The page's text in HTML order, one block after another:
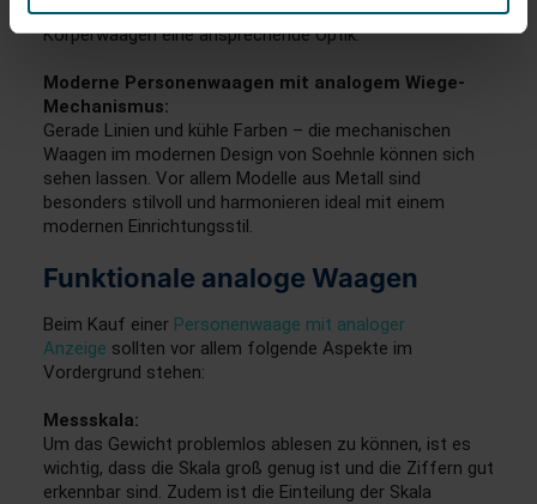
geschwungene Formen verleihen den mechanischen
Körperwaagen eine ansprechende Optik.
Moderne Personenwaagen mit analogem Wiege-
Mechanismus:
Gerade Linien und kühle Farben – die mechanischen
Waagen im modernen Design von Soehnle können sich
sehen lassen. Vor allem Modelle aus Metall sind
besonders stilvoll und harmonieren ideal mit einem
modernen Einrichtungsstil.
Funktionale analoge Waagen
Beim Kauf einer Personenwaage mit analoger
Anzeige sollten vor allem folgende Aspekte im
Vordergrund stehen:
Messskala:
Um das Gewicht problemlos ablesen zu können, ist es
wichtig, dass die Skala groß genug ist und die Ziffern gut
erkennbar sind. Zudem ist die Einteilung der Skala